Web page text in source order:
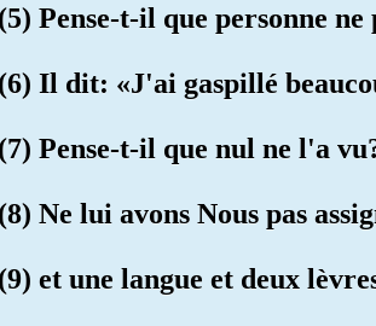
(5) Pense-t-il que personne
(6) Il dit: «J'ai gaspillé
(7) Pense-t-il que nul ne l'a
(8) Ne lui avons Nous pas
(9) et une langue et deux